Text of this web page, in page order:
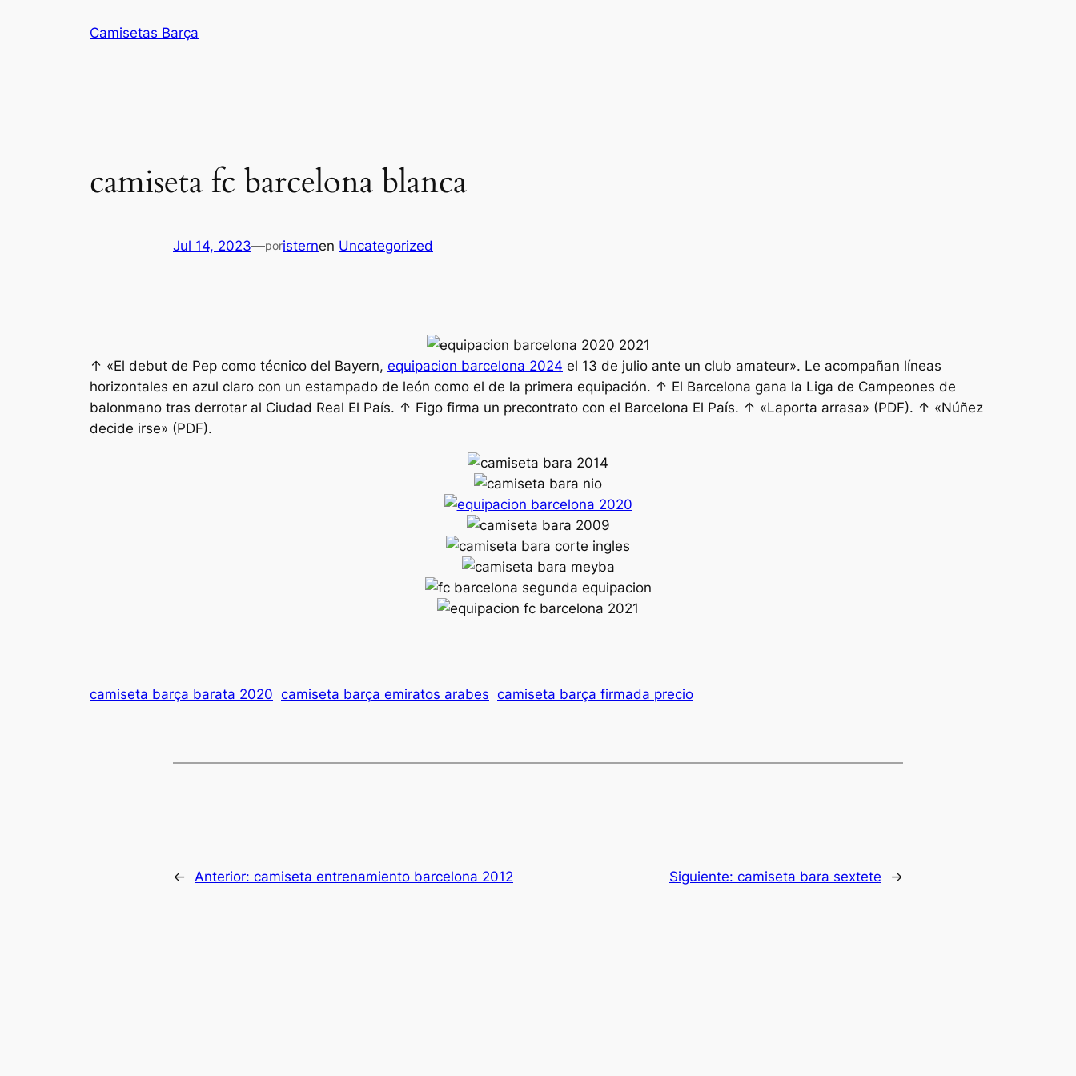
Camisetas Barça
camiseta fc barcelona blanca
Jul 14, 2023—poristernen Uncategorized
↑ «El debut de Pep como técnico del Bayern, equipacion barcelona 2024 el 13 de julio ante un club amateur». Le acompañan líneas
horizontales en azul claro con un estampado de león como el de la primera equipación. ↑ El Barcelona gana la Liga de Campeones de
balonmano tras derrotar al Ciudad Real El País. ↑ Figo firma un precontrato con el Barcelona El País. ↑ «Laporta arrasa» (PDF). ↑ «Núñez
decide irse» (PDF).
camiseta barça barata 2020 camiseta barça emiratos arabes camiseta barça firmada precio
← Anterior: camiseta entrenamiento barcelona 2012 Siguiente: camiseta bara sextete →